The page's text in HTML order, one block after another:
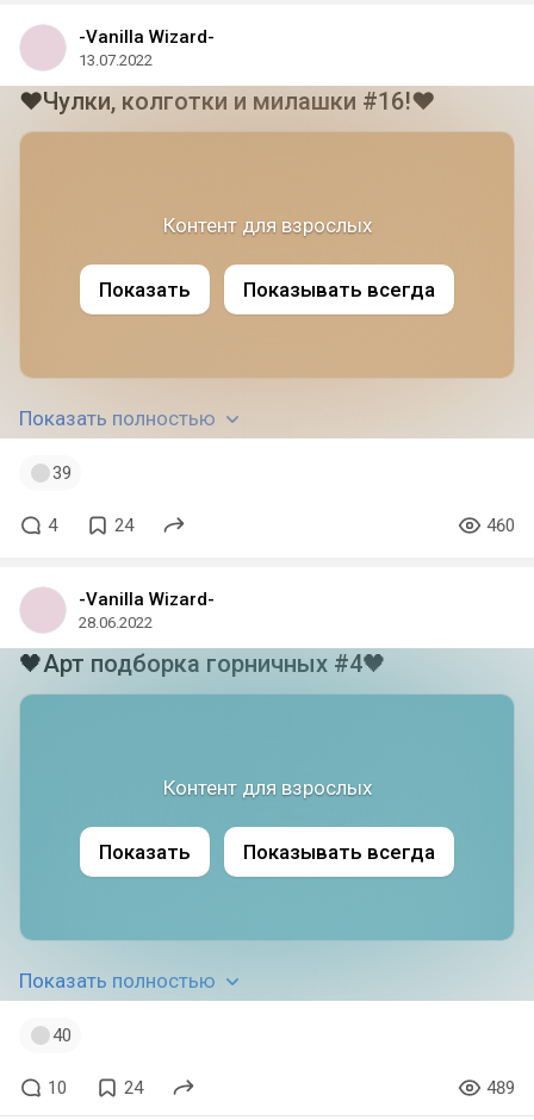
-Vanilla Wizard-
13.07.2022
❤Чулки, колготки и милашки #16!❤
Показать полностью
Контент для взрослых
Показать Показывать всегда
39
4 24 460
-Vanilla Wizard-
28.06.2022
🖤Арт подборка горничных #4🖤
Показать полностью
Контент для взрослых
Показать Показывать всегда
40
10 24 489